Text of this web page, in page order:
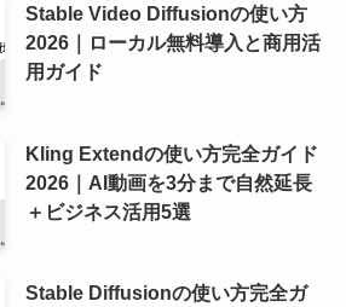
Stable Video Diffusionの使い方
2026｜ローカル無料導入と商用活
用ガイド
Kling Extendの使い方完全ガイド
2026｜AI動画を3分まで自然延長
＋ビジネス活用5選
Stable Diffusionの使い方完全ガ